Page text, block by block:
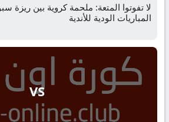
لا تفوتوا المتعة: ملحمة كروية بين ريزة
المباريات الودية للأندية
VS